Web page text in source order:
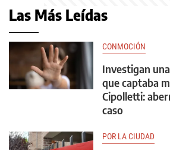
Las Más Leídas
CONMOCIÓN
Investigan
que captaba
Cipolletti:
caso
POR LA CIUDAD